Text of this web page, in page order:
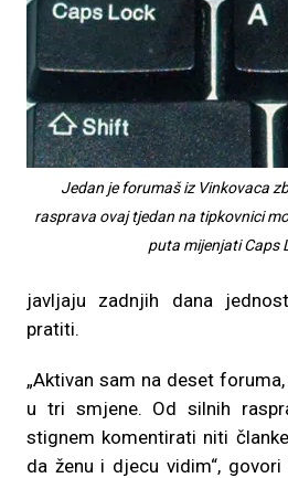
Jedan je forumaš iz Vinkovaca
rasprava ovaj tjedan na tipkovnici
puta mijenjati Caps
javljaju zadnjih dana
pratiti.
„Aktivan sam na deset
u tri smjene. Od silnih
stignem komentirati niti
da ženu i djecu vidim“, govori